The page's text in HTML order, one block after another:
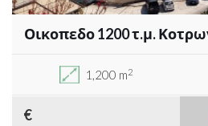
Οικοπεδο 1200 τ.μ.
1,200 m2
€